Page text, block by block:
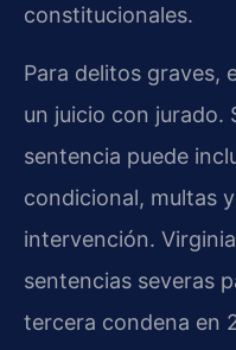
constitucionales.
Para delitos graves,
un juicio con jurado.
sentencia puede
condicional, multas
intervención.
sentencias severas
tercera condena en